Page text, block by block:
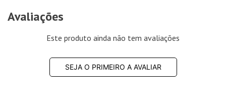
Avaliações
Este produto ainda não tem avaliações
SEJA O PRIMEIRO A AVALIAR